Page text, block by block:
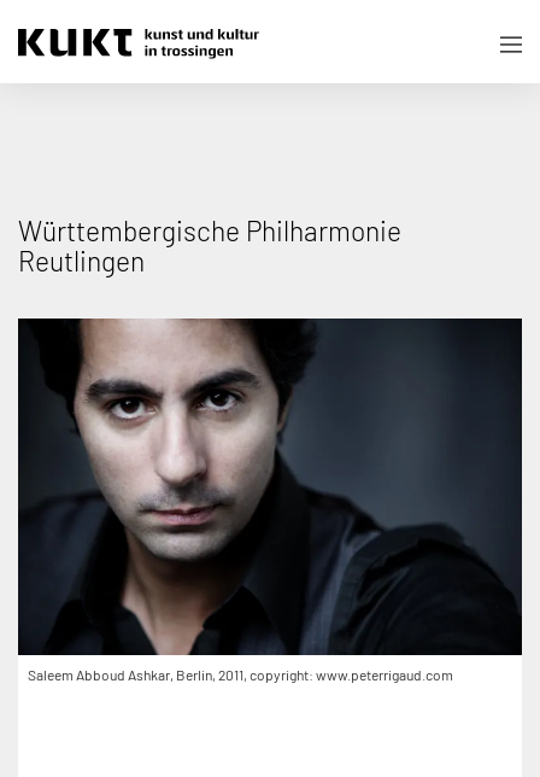
Württembergische Philharmonie
Reutlingen
Saleem Abboud Ashkar, Berlin, 2011, copyright: www.peterrigaud.com